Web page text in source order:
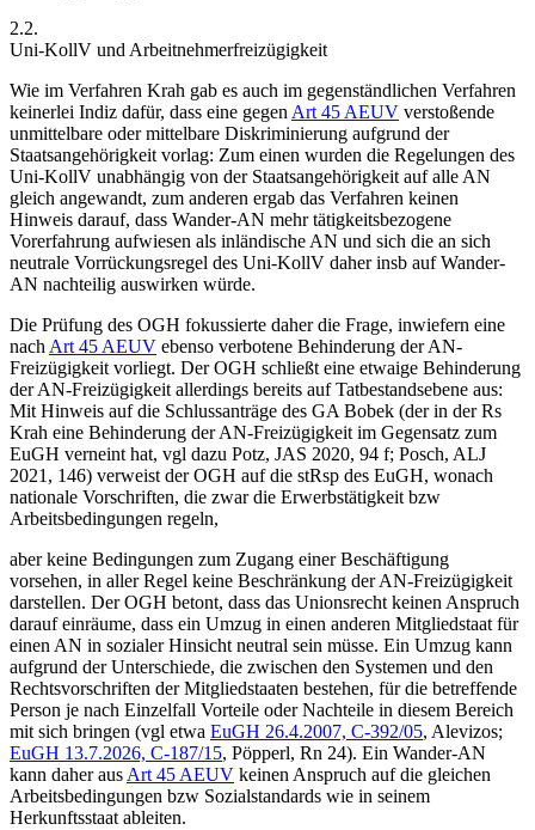
2.2.
Uni-KollV und Arbeitnehmerfreizügigkeit
Wie im Verfahren Krah gab es auch im gegenständlichen Verfahren
keinerlei Indiz dafür, dass eine gegen Art 45 AEUV verstoßende
unmittelbare oder mittelbare Diskriminierung aufgrund der
Staatsangehörigkeit vorlag: Zum einen wurden die Regelungen des
Uni-KollV unabhängig von der Staatsangehörigkeit auf alle AN
gleich angewandt, zum anderen ergab das Verfahren keinen
Hinweis darauf, dass Wander-AN mehr tätigkeitsbezogene
Vorerfahrung aufwiesen als inländische AN und sich die an sich
neutrale Vorrückungsregel des Uni-KollV daher insb auf Wander-
AN nachteilig auswirken würde.
Die Prüfung des OGH fokussierte daher die Frage, inwiefern eine
nach Art 45 AEUV ebenso verbotene Behinderung der AN-
Freizügigkeit vorliegt. Der OGH schließt eine etwaige Behinderung
der AN-Freizügigkeit allerdings bereits auf Tatbestandsebene aus:
Mit Hinweis auf die Schlussanträge des GA Bobek (der in der Rs
Krah eine Behinderung der AN-Freizügigkeit im Gegensatz zum
EuGH verneint hat, vgl dazu Potz, JAS 2020, 94 f; Posch, ALJ
2021, 146) verweist der OGH auf die stRsp des EuGH, wonach
nationale Vorschriften, die zwar die Erwerbstätigkeit bzw
Arbeitsbedingungen regeln,
aber keine Bedingungen zum Zugang einer Beschäftigung
vorsehen, in aller Regel keine Beschränkung der AN-Freizügigkeit
darstellen. Der OGH betont, dass das Unionsrecht keinen Anspruch
darauf einräume, dass ein Umzug in einen anderen Mitgliedstaat für
einen AN in sozialer Hinsicht neutral sein müsse. Ein Umzug kann
aufgrund der Unterschiede, die zwischen den Systemen und den
Rechtsvorschriften der Mitgliedstaaten bestehen, für die betreffende
Person je nach Einzelfall Vorteile oder Nachteile in diesem Bereich
mit sich bringen (vgl etwa EuGH 26.4.2007, C-392/05, Alevizos;
EuGH 13.7.2026, C-187/15, Pöpperl, Rn 24). Ein Wander-AN
kann daher aus Art 45 AEUV keinen Anspruch auf die gleichen
Arbeitsbedingungen bzw Sozialstandards wie in seinem
Herkunftsstaat ableiten.